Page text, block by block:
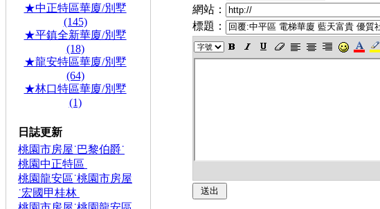
★中正特區華廈/別墅
(145)
★平鎮全新華廈/別墅
(18)
★龍安特區華廈/別墅
(64)
★林口特區華廈/別墅
(1)
日誌更新
桃園市房屋˙巴黎伯爵˙
桃園中正特區
桃園龍安區˙桃園市房屋
˙宏國甲桂林
網站：
標題：